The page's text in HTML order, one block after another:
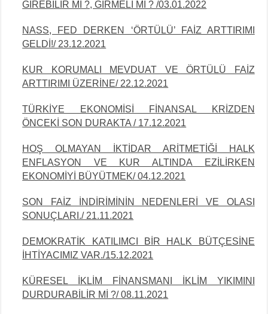
GİREBİLİR Mİ ?, GİRMELİ Mİ ? /03.01.2022
NASS, FED DERKEN ‘ÖRTÜLÜ’ FAİZ ARTTIRIMI
GELDİ!/ 23.12.2021
KUR KORUMALI MEVDUAT VE ÖRTÜLÜ FAİZ
ARTTIRIMI ÜZERİNE/ 22.12.2021
TÜRKİYE EKONOMİSİ FİNANSAL KRİZDEN
ÖNCEKİ SON DURAKTA / 17.12.2021
HOŞ OLMAYAN İKTİDAR ARİTMETİĞİ HALK
ENFLASYON VE KUR ALTINDA
EZİLİRKEN
EKONOMİYİ BÜYÜTMEK/ 04.12.2021
SON FAİZ İNDİRİMİNİN NEDENLERİ VE OLASI
SONUÇLARI./ 21.11.2021
DEMOKRATİK KATILIMCI BİR HALK BÜTÇESİNE
İHTİYACIMIZ VAR./15.12.2021
KÜRESEL İKLİM FİNANSMANI İKLİM YIKIMINI
DURDURABİLİR Mİ ?/ 08.11.2021